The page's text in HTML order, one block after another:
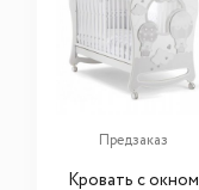
Предзаказ
Кровать с окном